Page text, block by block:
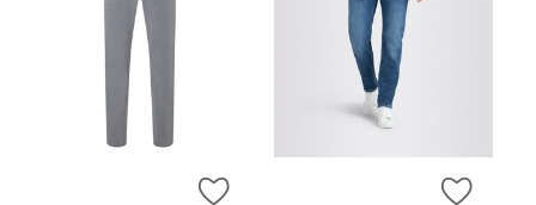
ZUR WUNSCHLISTE HINZUFÜGEN
ZUR